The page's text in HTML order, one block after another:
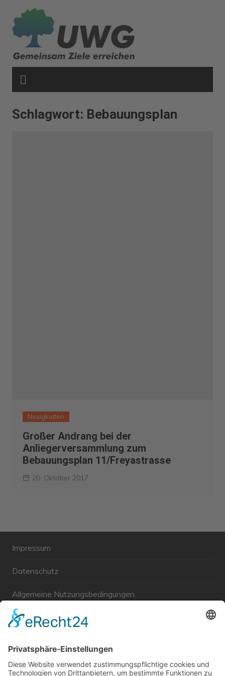
Inhalt
springen
Schlagwort: Bebauungsplan
Neuigkeiten
Großer Andrang bei der
Anliegerversammlung zum
Bebauungsplan 11/Freyastrasse
20. Oktober 2017
Impressum
Datenschutz
Allgemeine Nutzungsbedingungen
Links
Unabhängige WählerGemeinschaft Gröbenzell